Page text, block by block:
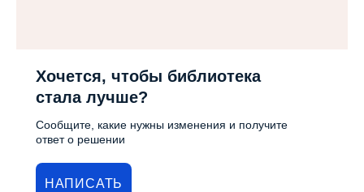
Хочется, чтобы библиотека
стала лучше?
Сообщите, какие нужны изменения и получите
ответ о решении
НАПИСАТЬ